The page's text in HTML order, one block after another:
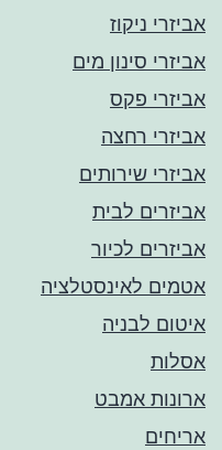
אביזרי ניקוז
אביזרי סינון מים
אביזרי פקס
אביזרי רחצה
אביזרי שירותים
אביזרים לבית
אביזרים לכיור
אטמים לאינסטלציה
איטום לבניה
אסלות
ארונות אמבט
אריחים